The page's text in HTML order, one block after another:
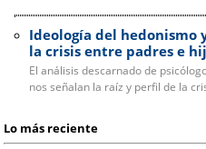
Ideología del hedonismo
la crisis entre padres e
El análisis descarnado de
nos señalan la raíz y perfil de la
Lo más reciente